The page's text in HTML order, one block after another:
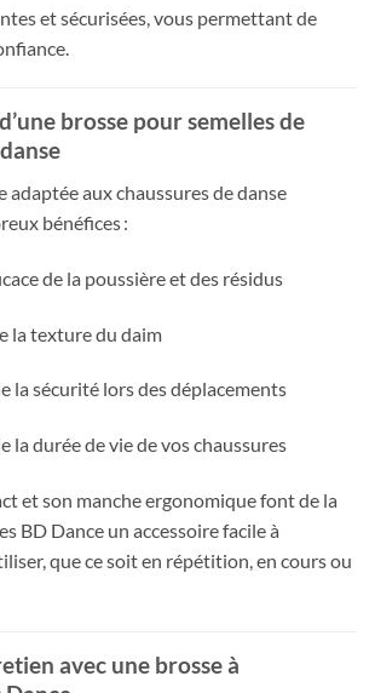
et sécurisées, vous permettant de
brosse pour semelles de
adaptée aux chaussures de danse
bénéfices :
de la poussière et des résidus
la texture du daim
la sécurité lors des déplacements
la durée de vie de vos chaussures
et son manche ergonomique font de la
BD Dance un accessoire facile à
que ce soit en répétition, en cours ou
avec une brosse à